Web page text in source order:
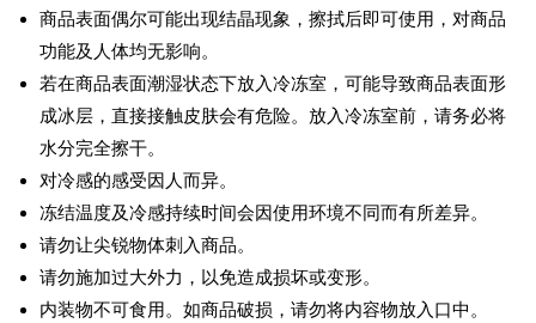
商品表面偶尔可能出现结晶现象，擦拭后即可使用，对商品
功能及人体均无影响。
若在商品表面潮湿状态下放入冷冻室，可能导致商品表面形
成冰层，直接接触皮肤会有危险。放入冷冻室前，请务必将
水分完全擦干。
对冷感的感受因人而异。
冻结温度及冷感持续时间会因使用环境不同而有所差异。
请勿让尖锐物体刺入商品。
请勿施加过大外力，以免造成损坏或变形。
内装物不可食用。如商品破损，请勿将内容物放入口中。